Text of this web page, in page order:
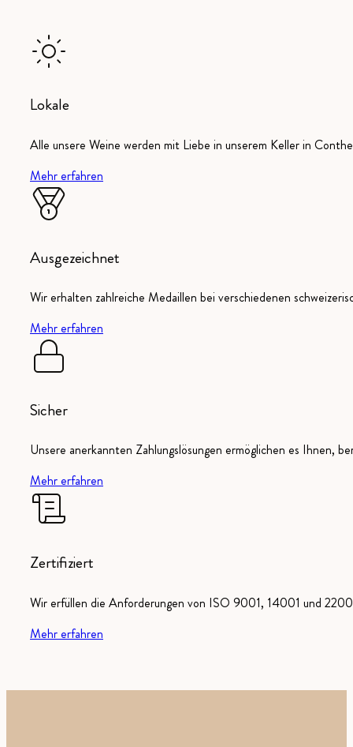
Lokale
Alle unsere Weine werden mit Liebe in unserem Keller in
Mehr erfahren
Ausgezeichnet
Wir erhalten zahlreiche Medaillen bei verschiedenen
Mehr erfahren
Sicher
Unsere anerkannten Zahlungslösungen ermöglichen es Ihnen,
Mehr erfahren
Zertifiziert
Wir erfüllen die Anforderungen von ISO 9001, 14001 und
Mehr erfahren